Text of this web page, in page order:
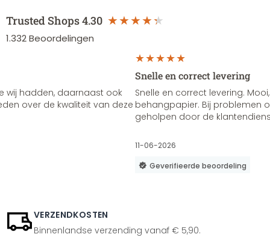
Trusted Shops4.30
1.332Beoordelingen
wij hadden, daarnaast ook
over de kwaliteit van deze
Snelle en correct levering
Snelle en correct levering.
behangpapier. Bij problemen
geholpen door de
11-06-2026
Geverifieerde beoordeling
VERZENDKOSTEN
Binnenlandse verzending vanaf € 5,90.